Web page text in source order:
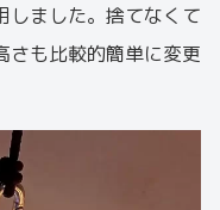
しました。捨てなくて
さも比較的簡単に変更